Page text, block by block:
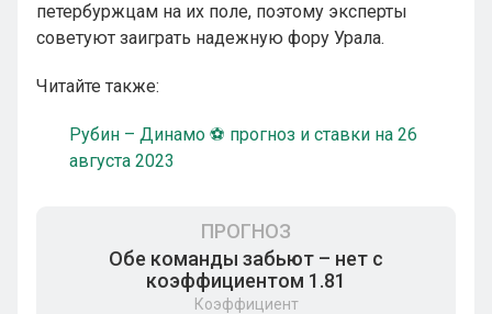
петербуржцам на их поле, поэтому эксперты
советуют заиграть надежную фору Урала.
Читайте также:
Рубин – Динамо ⚽ прогноз и ставки на 26
августа 2023
ПРОГНОЗ
Обе команды забьют – нет с
коэффициентом 1.81
Коэффициент